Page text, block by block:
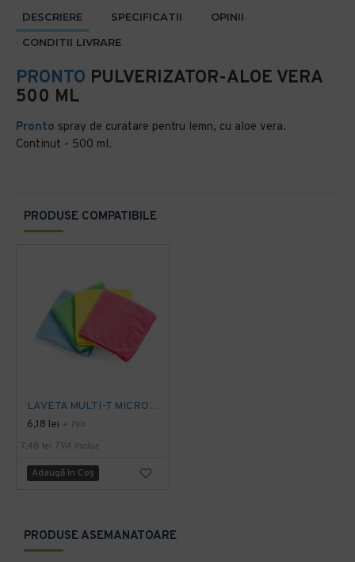
PRODUSE COMPATIBILE
LAVETA MULTI-T MICROFIBRA 40 x 40 cm, rosie
6,18 lei + TVA
7,48 lei TVA inclus
Adaugă în Coş
PRODUSE ASEMANATOARE
DESCRIERE SPECIFICATII
OPINII
CONDITII LIVRARE
PRONTO PULVERIZATOR-ALOE VERA
500 ML
Pronto spray de curatare pentru lemn, cu aloe vera.
Continut - 500 ml.